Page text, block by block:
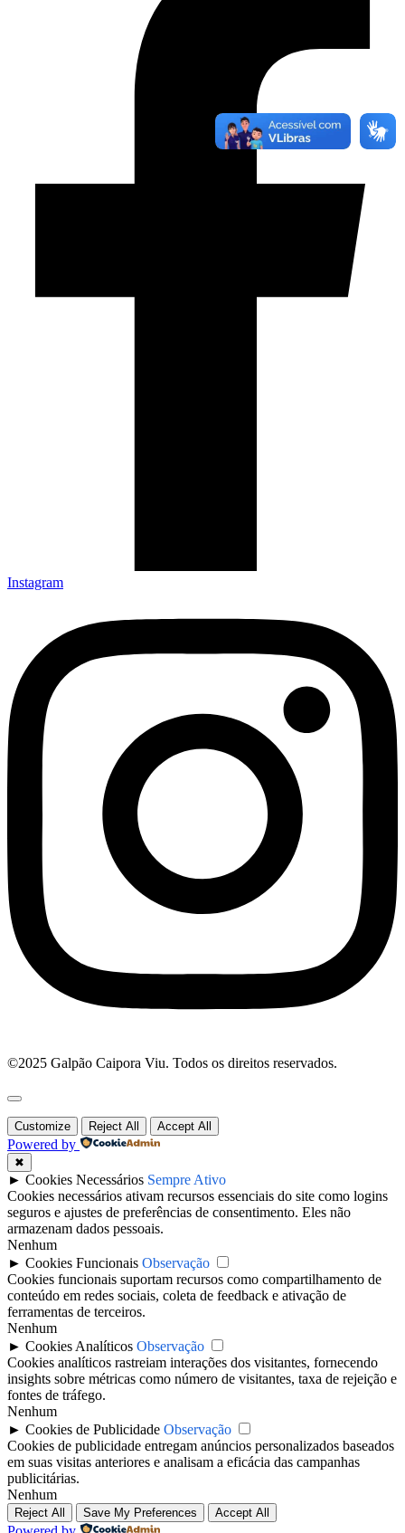
Instagram
©2025 Galpão Caipora Viu. Todos os direitos reservados.
Customize Reject All Accept All
Powered by
✖
► Cookies Necessários Sempre Ativo
Cookies necessários ativam recursos essenciais do site como logins
seguros e ajustes de preferências de consentimento. Eles não
armazenam dados pessoais.
Nenhum
► Cookies Funcionais Observação
Cookies funcionais suportam recursos como compartilhamento de
conteúdo em redes sociais, coleta de feedback e ativação de
ferramentas de terceiros.
Nenhum
► Cookies Analíticos Observação
Cookies analíticos rastreiam interações dos visitantes, fornecendo
insights sobre métricas como número de visitantes, taxa de rejeição e
fontes de tráfego.
Nenhum
► Cookies de Publicidade Observação
Cookies de publicidade entregam anúncios personalizados baseados
em suas visitas anteriores e analisam a eficácia das campanhas
publicitárias.
Nenhum
Reject All Save My Preferences Accept All